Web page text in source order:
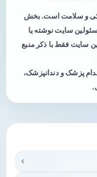
و سلامت است. بخش
سایت نوشته یا
سایت فقط با ذکر منبع
پزشک و دندانپزشک،